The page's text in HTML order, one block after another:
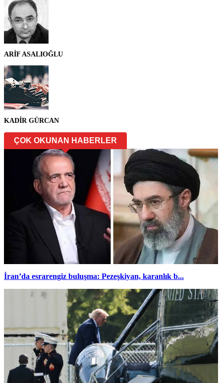
ARİF ASALIOĞLU
KADİR GÜRCAN
ÇOK OKUNAN HABERLER
İran’da esrarengiz buluşma: Pezeşkiyan, karanlık b...